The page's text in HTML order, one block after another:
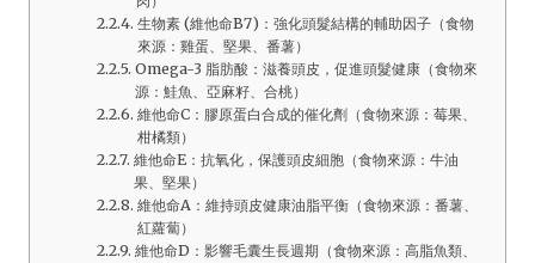
生物素 (維他命B7)：強化頭髮結構的輔助因子（食物
來源：雞蛋、堅果、番薯）
Omega-3 脂肪酸：滋養頭皮，促進頭髮健康（食物來
源：鮭魚、亞麻籽、合桃）
維他命C：膠原蛋白合成的催化劑（食物來源：莓果、
柑橘類）
維他命E：抗氧化，保護頭皮細胞（食物來源：牛油
果、堅果）
維他命A：維持頭皮健康油脂平衡（食物來源：番薯、
紅蘿蔔）
維他命D：影響毛囊生長週期（食物來源：高脂魚類、